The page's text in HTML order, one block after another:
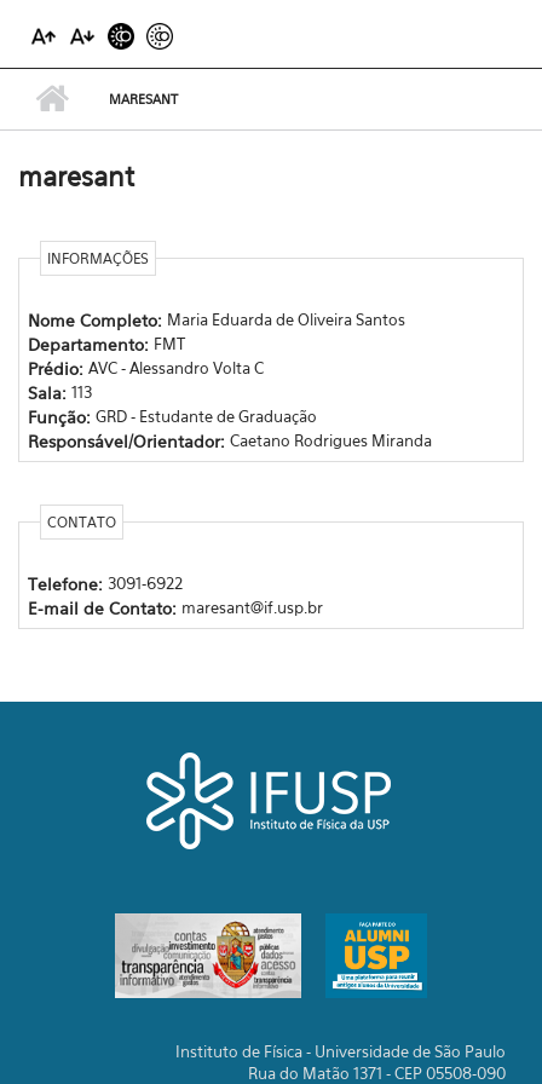
MARESANT
maresant
INFORMAÇÕES
Nome Completo: Maria Eduarda de Oliveira Santos
Departamento: FMT
Prédio: AVC - Alessandro Volta C
Sala: 113
Função: GRD - Estudante de Graduação
Responsável/Orientador: Caetano Rodrigues Miranda
CONTATO
Telefone: 3091-6922
E-mail de Contato: maresant@if.usp.br
Instituto de Física - Universidade de São Paulo
Rua do Matão 1371 - CEP 05508-090